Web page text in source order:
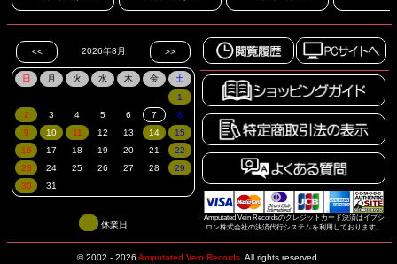
Amputated Vein Recordsのクレジットカード決済はイプシ
ロン株式会社の決済代行システムを利用しております。
休業日
© 2002 - 2026 Amputated Vein Records All rights reserved.